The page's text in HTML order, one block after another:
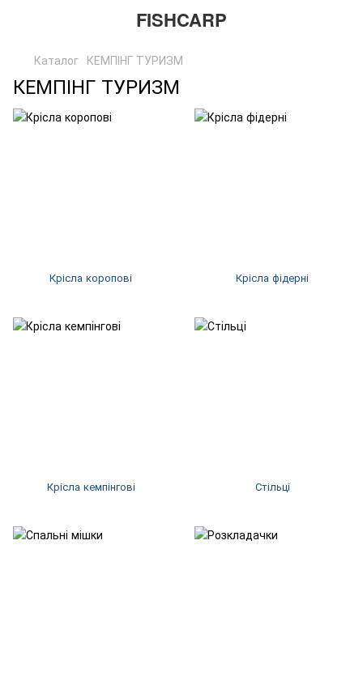
FISHCARP
Каталог КЕМПІНГ ТУРИЗМ
КЕМПІНГ ТУРИЗМ
Крісла коропові Крісла фідерні
Крісла кемпінгові Стільці